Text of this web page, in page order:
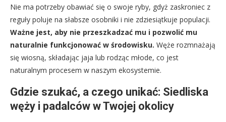
Nie ma potrzeby obawiać się o swoje ryby, gdyż zaskroniec z
reguły poluje na słabsze osobniki i nie zdziesiątkuje populacji.
Ważne jest, aby nie przeszkadzać mu i pozwolić mu
naturalnie funkcjonować w środowisku. Węże rozmnażają
się wiosną, składając jaja lub rodząc młode, co jest
naturalnym procesem w naszym ekosystemie.
Gdzie szukać, a czego unikać: Siedliska
węży i padalców w Twojej okolicy